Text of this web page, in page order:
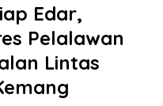
Edar,
Pelalawan
Lintas